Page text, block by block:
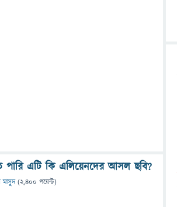
পারি এটি কি এলিয়েনদের আসল ছবি?
(2,400 পয়েন্ট)